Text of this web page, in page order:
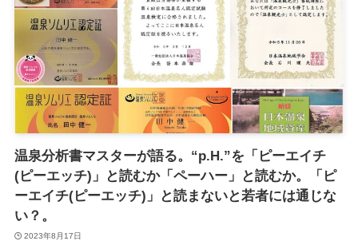
温泉分析書マスターが語る。“p.H.”を「ピーエイチ
(ピーエッチ)」と読むか「ペーハー」と読むか。「ピ
ーエイチ(ピーエッチ)」と読まないと若者には通じな
い？。
2023年8月17日